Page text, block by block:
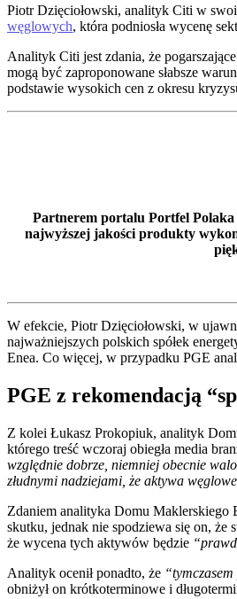
Piotr Dzięciołowski, analityk Citi w
węglowych, która podniosła wycenę
Analityk Citi jest zdania, że
mogą być zaproponowane słabsze
podstawie wysokich cen z okresu
Partnerem portalu Portfel
najwyższej jakości produkty
W efekcie, Piotr Dzięciołowski, w
najważniejszych polskich spółek
Enea. Co więcej, w przypadku PGE
PGE z rekomendacją
Z kolei Łukasz Prokopiuk, analityk
którego treść wczoraj obiegła media
względnie dobrze, niemniej obecnie
złudnymi nadziejami, że aktywa
Zdaniem analityka Domu
skutku, jednak nie spodziewa się on, że
że wycena tych aktywów będzie
Analityk ocenił ponadto, że
obniżył on krótkoterminowe i